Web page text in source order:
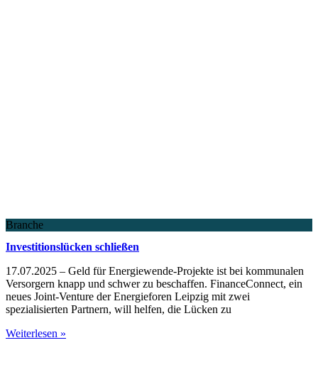
Branche
Investitionslücken schließen
17.07.2025 – Geld für Energiewende-Projekte ist bei kommunalen
Versorgern knapp und schwer zu beschaffen. FinanceConnect, ein
neues Joint-Venture der Energieforen Leipzig mit zwei
spezialisierten Partnern, will helfen, die Lücken zu
Weiterlesen »